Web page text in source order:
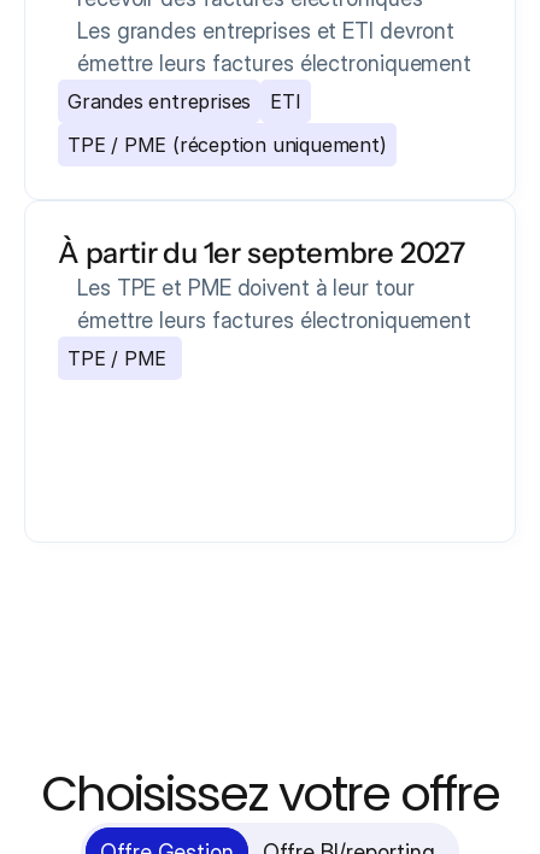
Les grandes entreprises et ETI devront
émettre leurs factures électroniquement
Grandes entreprises
ETI
TPE / PME (réception uniquement)
À partir du 1er septembre 2027
Les TPE et PME doivent à leur tour
émettre leurs factures électroniquement
TPE / PME
Choisissez votre offre